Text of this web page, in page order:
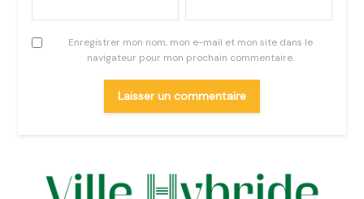
Enregistrer mon nom, mon e-mail et mon site dans le
navigateur pour mon prochain commentaire.